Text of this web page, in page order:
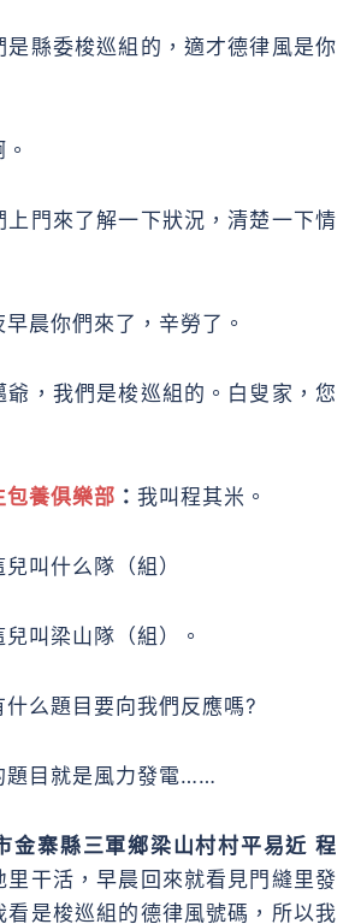
是縣委梭巡組的，適才德律風是你
上門來了解一下狀況，清楚一下情
早晨你們來了，辛勞了。
爺，我們是梭巡組的。白叟家，您
包養俱樂部 ： 我叫程其米。
兒叫什么隊（組）
兒叫梁山隊（組）。
什么題目要向我們反應嗎?
題目就是風力發電……
金寨縣三軍鄉梁山村村平易近 程
里干活，早晨回來就看見門縫里發
看是梭巡組的德律風號碼，所以我